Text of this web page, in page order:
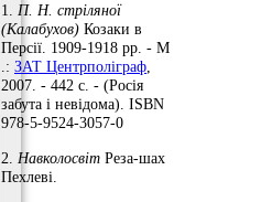
1. П. Н. стріляної
(Калабухов) Козаки в
Персії. 1909-1918 рр. - М
.: ЗАТ Центрполіграф,
2007. - 442 с. - (Росія
забута і невідома). ISBN
978-5-9524-3057-0
2. Навколосвіт Реза-шах
Пехлеві.